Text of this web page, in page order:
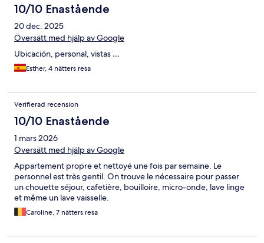
10/10 Enastående
20 dec. 2025
Översätt med hjälp av Google
Ubicación, personal, vistas …
Esther, 4 nätters resa
Verifierad recension
10/10 Enastående
1 mars 2026
Översätt med hjälp av Google
Appartement propre et nettoyé une fois par semaine. Le
personnel est très gentil. On trouve le nécessaire pour passer
un chouette séjour, cafetière, bouilloire, micro-onde, lave linge
et même un lave vaisselle.
Caroline, 7 nätters resa